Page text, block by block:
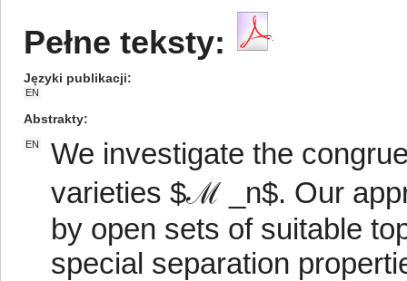
Pełne teksty:
Języki publikacji
EN
Abstrakty
EN
We investigate the
varieties $ℳ _n$. Our
by open sets of suitable
special separation